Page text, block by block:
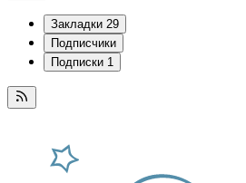
Закладки 29
Подписчики
Подписки 1